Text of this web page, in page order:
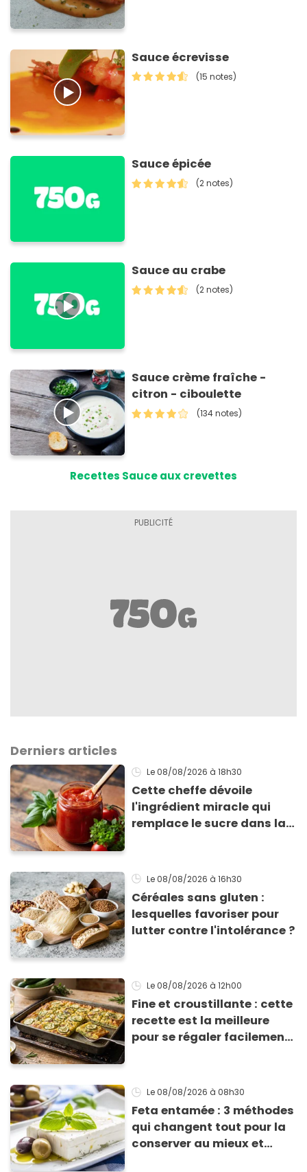
Sauce écrevisse
(15 notes)
Sauce épicée
(2 notes)
Sauce au crabe
(2 notes)
Sauce crème fraîche -
citron - ciboulette
(134 notes)
Recettes Sauce aux crevettes
Derniers articles
Le 08/08/2026 à 18h30
Cette cheffe dévoile
l'ingrédient miracle qui
remplace le sucre dans la
Le 08/08/2026 à 16h30
Céréales sans gluten :
lesquelles favoriser pour
lutter contre l'intolérance ?
Le 08/08/2026 à 12h00
Fine et croustillante : cette
recette est la meilleure
pour se régaler facilement
Le 08/08/2026 à 08h30
Feta entamée : 3 méthodes
qui changent tout pour la
conserver au mieux et